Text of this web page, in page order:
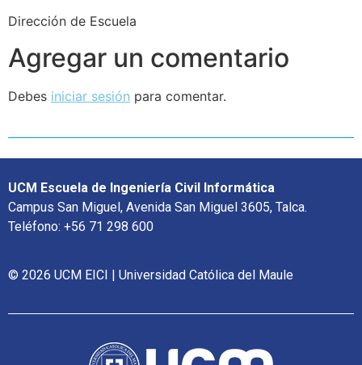
Dirección de Escuela
Agregar un comentario
Debes iniciar sesión para comentar.
UCM Escuela de Ingeniería Civil Informática
Campus San Miguel, Avenida San Miguel 3605, Talca.
Teléfono: +56 71 298 600
© 2026 UCM EICI | Universidad Católica del Maule